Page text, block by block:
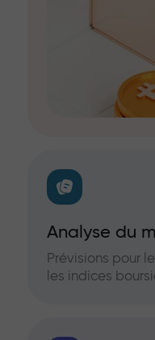
Analyse du
Prévisions pour
les indices